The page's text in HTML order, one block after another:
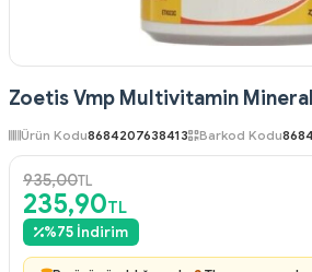
Zoetis Vmp Multivitamin
Ürün Kodu8684207638413 Barkod Kodu
935,00TL
235,90TL
%75 İndirim